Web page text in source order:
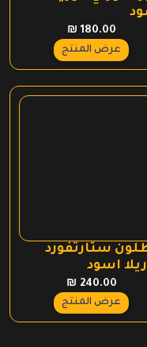
₪ 180.00
عرض المنتج
ستارتفورد
اسود
₪ 240.00
عرض المنتج